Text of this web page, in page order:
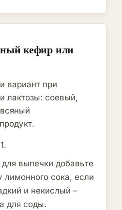
кефир или
вариант при
лактозы: соевый,
для выпечки добавьте
сока, если
и некислый –
для соды.